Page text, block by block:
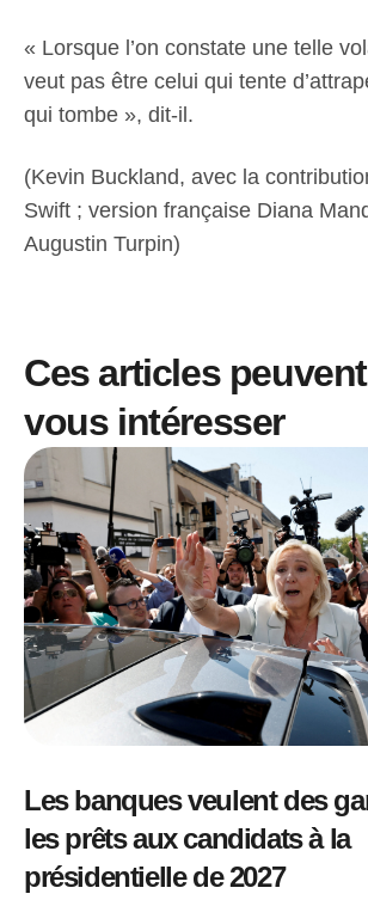
« Lorsque l’on constate une telle
veut pas être celui qui tente
qui tombe », dit-il.
(Kevin Buckland, avec la
Swift ; version française Diana
Augustin Turpin)
Ces articles
vous intéresser
Les banques veulent des
les prêts aux candidats à la
présidentielle de 2027